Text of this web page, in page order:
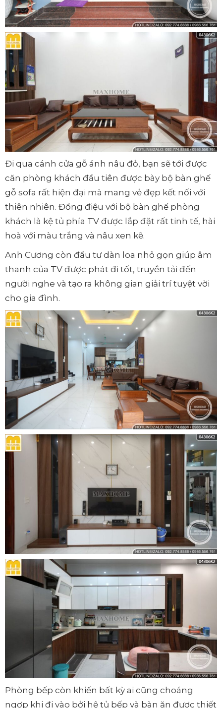
Đi qua cánh cửa gỗ ánh nâu đỏ, bạn sẽ tới được
căn phòng khách đầu tiên được bày bộ bàn ghế
gỗ sofa rất hiện đại mà mang vẻ đẹp kết nối với
thiên nhiên. Đồng điệu với bộ bàn ghế phòng
khách là kệ tủ phía TV được lắp đặt rất tinh tế, hài
hoà với màu trắng và nâu xen kẽ.
Anh Cương còn đầu tư dàn loa nhỏ gọn giúp âm
thanh của TV được phát đi tốt, truyền tải đến
người nghe và tạo ra không gian giải trí tuyệt vời
cho gia đình.
Phòng bếp còn khiến bất kỳ ai cũng choáng
ngợp khi đi vào bởi hệ tủ bếp và bàn ăn được thiết